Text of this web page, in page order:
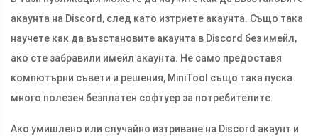
акаунта на Discord, след като изтриете акаунта. Също така
научете как да възстановите акаунта в Discord без имейл,
ако сте забравили имейл акаунта. Не само предоставя
компютърни съвети и решения, MiniTool също така пуска
много полезен безплатен софтуер за потребителите.
Ако умишлено или случайно изтриване на Discord акаунт и